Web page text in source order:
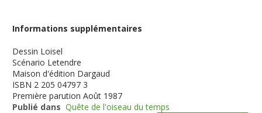
Informations supplémentaires
Dessin Loisel
Scénario Letendre
Maison d'édition Dargaud
ISBN 2 205 04797 3
Première parution Août 1987
Publié dans Quête de l'oiseau du temps